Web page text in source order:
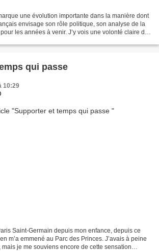
une évolution importante dans la manière dont
envisage son rôle politique, son analyse de la
les années à venir. J’y vois une volonté claire de
qui passe
10:29
Saint-Germain depuis mon enfance, depuis ce
m’a emmené au Parc des Princes. J’avais à peine
mais je me souviens encore de cette sensation